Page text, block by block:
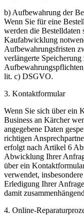
b) Aufbewahrung der
Wenn Sie für eine
werden die Bestelldaten
Kaufabwicklung
Aufbewahrungsfristen
verlängerte
lit. c) DSGVO.
3. Kontaktformular
Wenn Sie sich über ein
Business an Kärcher
angegebene Daten
richtigen
erfolgt nach Artikel 6
Abwicklung Ihrer
über ein
verwendet,
Erledigung Ihrer
damit
4. Online-